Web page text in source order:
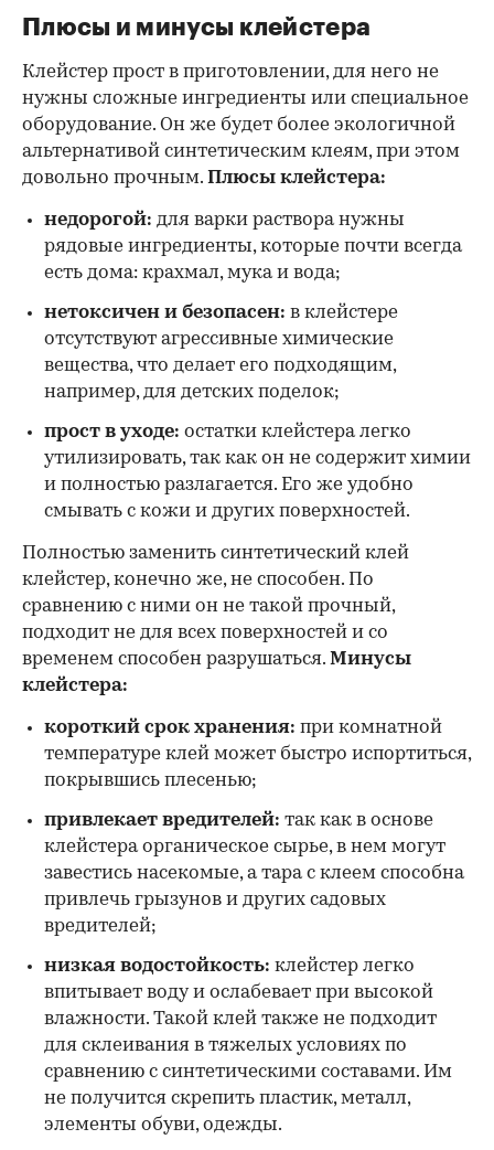
Плюсы и минусы клейстера
Клейстер прост в приготовлении, для него не
нужны сложные ингредиенты или специальное
оборудование. Он же будет более экологичной
альтернативой синтетическим клеям, при этом
довольно прочным. Плюсы клейстера:
недорогой: для варки раствора нужны
рядовые ингредиенты, которые почти всегда
есть дома: крахмал, мука и вода;
нетоксичен и безопасен: в клейстере
отсутствуют агрессивные химические
вещества, что делает его подходящим,
например, для детских поделок;
прост в уходе: остатки клейстера легко
утилизировать, так как он не содержит химии
и полностью разлагается. Его же удобно
смывать с кожи и других поверхностей.
Полностью заменить синтетический клей
клейстер, конечно же, не способен. По
сравнению с ними он не такой прочный,
подходит не для всех поверхностей и со
временем способен разрушаться. Минусы
клейстера:
короткий срок хранения: при комнатной
температуре клей может быстро испортиться,
покрывшись плесенью;
привлекает вредителей: так как в основе
клейстера органическое сырье, в нем могут
завестись насекомые, а тара с клеем способна
привлечь грызунов и других садовых
вредителей;
низкая водостойкость: клейстер легко
впитывает воду и ослабевает при высокой
влажности. Такой клей также не подходит
для склеивания в тяжелых условиях по
сравнению с синтетическими составами. Им
не получится скрепить пластик, металл,
элементы обуви, одежды.